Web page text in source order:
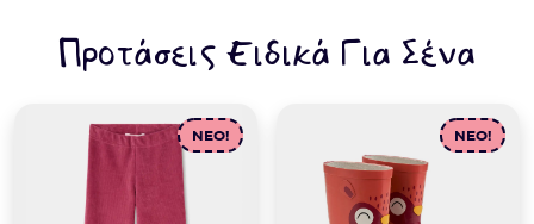
Προτάσεις Ειδικά Για Σένα
NEO! NEO!